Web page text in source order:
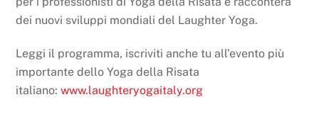
dei nuovi sviluppi mondiali del Laughter Yoga.
Leggi il programma, iscriviti anche tu all’evento più
importante dello Yoga della Risata
italiano:www.laughteryogaitaly.org